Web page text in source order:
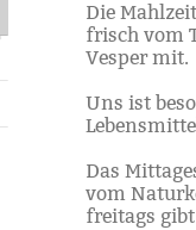
Die
frisch vom
Vesper mit.
Uns ist
Das
vom
freitags gibt